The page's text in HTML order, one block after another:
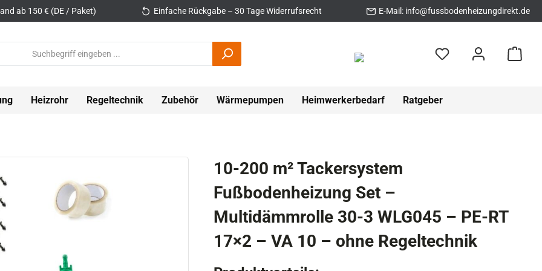
ab 150 € (DE / Paket) Einfache Rückgabe – 30 Tage Widerrufsrecht E-Mail: info@fussbodenheizungdirekt.de
Heizrohr Regeltechnik Zubehör Wärmepumpen Heimwerkerbedarf Ratgeber
10-200 m² Tackersystem
Fußbodenheizung Set –
Multidämmrolle 30-3 WLG045 – PE-RT
17×2 – VA 10 – ohne Regeltechnik